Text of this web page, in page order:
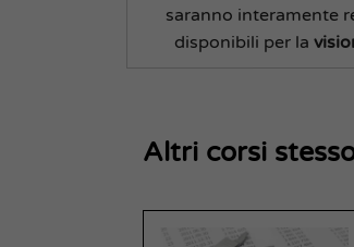
saranno interamente
disponibili per la
Altri corsi